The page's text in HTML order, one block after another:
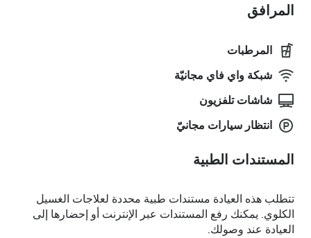
المرافق
المرطبات
شبكة واي فاي مجانيّة
شاشات تلفزيون
انتظار سيارات مجانيّ
المستندات الطبية
تتطلب هذه العيادة مستندات طبية محددة لعلاجات الغسيل
الكلوي. يمكنك رفع المستندات عبر الإنترنت أو إحضارها إلى
العيادة عند وصولك.